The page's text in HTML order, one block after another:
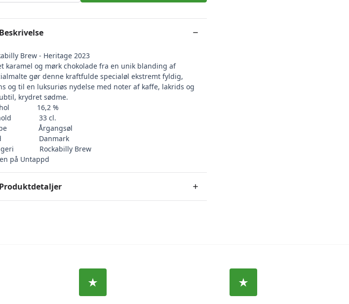
Beskrivelse
Brew - Heritage 2023
karamel og mørk chokolade fra en unik blanding af
gør denne kraftfulde specialøl ekstremt fyldig,
og til en luksuriøs nydelse med noter af kaffe, lakrids og
krydret sødme.
16,2 %
33 cl.
Årgangsøl
Danmark
Rockabilly Brew
på Untappd
Produktdetaljer